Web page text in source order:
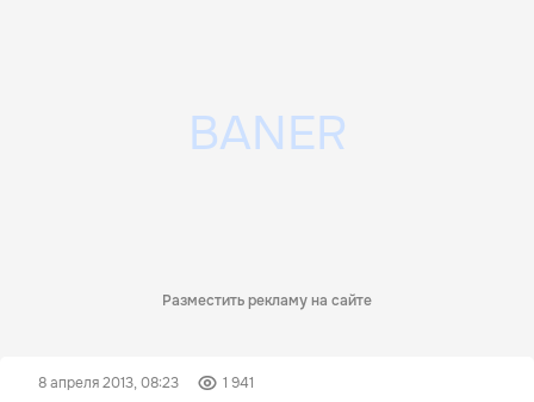
Разместить рекламу на сайте
8 апреля 2013, 08:23 1 941